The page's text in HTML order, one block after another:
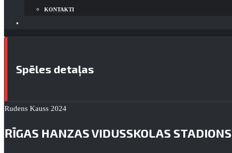
KONTAKTI
Spēles detaļas
Rudens Kauss 2024
RĪGAS HANZAS VIDUSSKOLAS STADIONS